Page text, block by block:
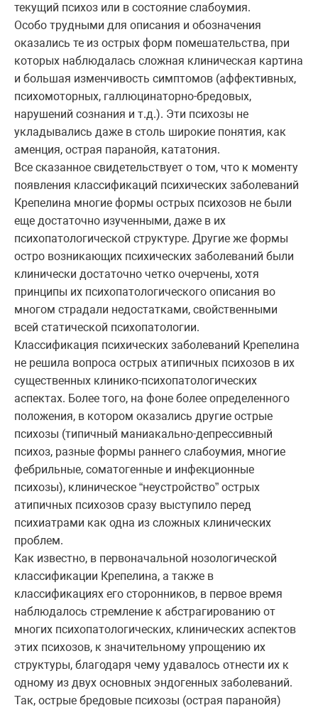
текущий психоз или в состояние слабоумия.
Особо трудными для описания и обозначения
оказались те из острых форм помешательства, при
которых наблюдалась сложная клиническая картина
и большая изменчивость симптомов (аффективных,
психомоторных, галлюцинаторно-бредовых,
нарушений сознания и т.д.). Эти психозы не
укладывались даже в столь широкие понятия, как
аменция, острая паранойя, кататония.
Все сказанное свидетельствует о том, что к моменту
появления классификаций психических заболеваний
Крепелина многие формы острых психозов не были
еще достаточно изученными, даже в их
психопатологической структуре. Другие же формы
остро возникающих психических заболеваний были
клинически достаточно четко очерчены, хотя
принципы их психопатологического описания во
многом страдали недостатками, свойственными
всей статической психопатологии.
Классификация психических заболеваний Крепелина
не решила вопроса острых атипичных психозов в их
существенных клинико-психопатологических
аспектах. Более того, на фоне более определенного
положения, в котором оказались другие острые
психозы (типичный маниакально-депрессивный
психоз, разные формы раннего слабоумия, многие
фебрильные, соматогенные и инфекционные
психозы), клиническое “неустройство” острых
атипичных психозов сразу выступило перед
психиатрами как одна из сложных клинических
проблем.
Как известно, в первоначальной нозологической
классификации Крепелина, а также в
классификациях его сторонников, в первое время
наблюдалось стремление к абстрагированию от
многих психопатологических, клинических аспектов
этих психозов, к значительному упрощению их
структуры, благодаря чему удавалось отнести их к
одному из двух основных эндогенных заболеваний.
Так, острые бредовые психозы (острая паранойя)